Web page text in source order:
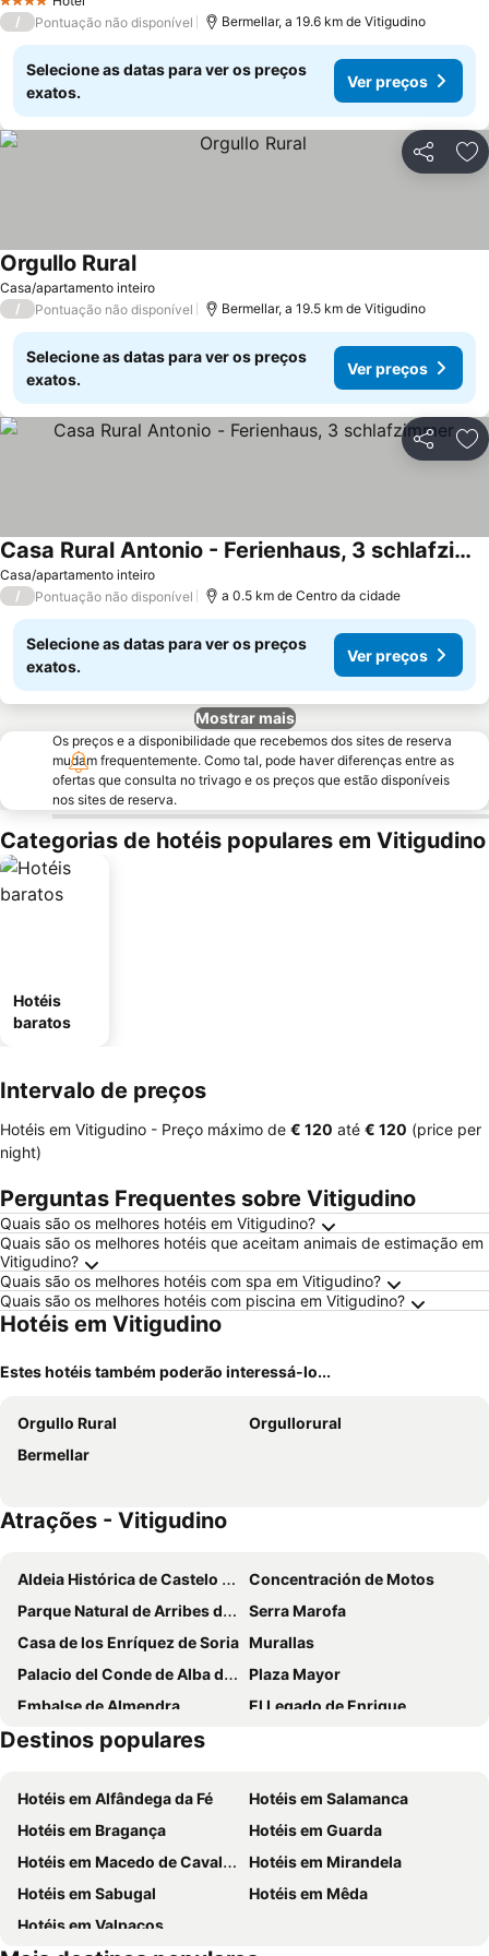
4 Estrelas
/
Pontuação não disponível Bermellar, a 19.6 km de Vitigudino
Selecione as datas para ver os preços
exatos.
Ver preços
Partilhar
Casa/apartamento inteiro
Orgullo Rural
/ Pontuação não disponível Bermellar, a 19.5 km de Vitigudino
Selecione as datas para ver os preços
exatos.
Ver preços
Partilhar
Casa/apartamento inteiro
Casa Rural Antonio - Ferienhaus, 3 schlafzimmer
/ Pontuação não disponível a 0.5 km de Centro da cidade
Selecione as datas para ver os preços
exatos.
Ver preços
Mostrar mais
Os preços e a disponibilidade que recebemos dos sites de reserva
mudam frequentemente. Como tal, pode haver diferenças entre as
ofertas que consulta no trivago e os preços que estão disponíveis
nos sites de reserva.
Categorias de hotéis populares em Vitigudino
Hotéis
baratos
Intervalo de preços
Hotéis em Vitigudino - Preço máximo de ‎€ 120 até ‎€ 120 (price per
night)
Perguntas Frequentes sobre Vitigudino
Quais são os melhores hotéis em Vitigudino?
Quais são os melhores hotéis que aceitam animais de estimação em
Vitigudino?
Quais são os melhores hotéis com spa em Vitigudino?
Quais são os melhores hotéis com piscina em Vitigudino?
Hotéis em Vitigudino
Estes hotéis também poderão interessá-lo...
Orgullo Rural
Orgullorural
Bermellar
Atrações - Vitigudino
Aldeia Histórica de Castelo Rodrigo
Concentración de Motos
Parque Natural de Arribes del Duero
Serra Marofa
Casa de los Enríquez de Soria Murallas
Palacio del Conde de Alba de Yeltes
Plaza Mayor
Embalse de Almendra
El Legado de Enrique
Casco antiguo Población incluida en el recinto de murallas de Ciudad Rodrigo
Destinos populares
Hotéis em Alfândega da Fé
Hotéis em Salamanca
Hotéis em Bragança
Hotéis em Guarda
Hotéis em Macedo de Cavaleiros
Hotéis em Mirandela
Hotéis em Sabugal
Hotéis em Mêda
Hotéis em Valpaços